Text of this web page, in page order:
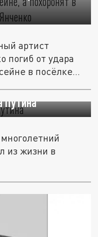
артист
погиб от удара
в посёлке...
Путина
из жизни в